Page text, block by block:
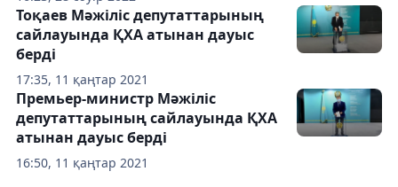
17:35, 11 қаңтар 2021
Тоқаев Мәжіліс депутаттарының
сайлауында ҚХА атынан дауыс
берді
16:50, 11 қаңтар 2021
Премьер-министр Мәжіліс
депутаттарының сайлауында ҚХА
атынан дауыс берді